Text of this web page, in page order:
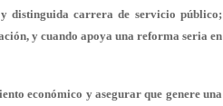
distinguida carrera de servicio público;
y cuando apoya una reforma seria en
económico y asegurar que genere una